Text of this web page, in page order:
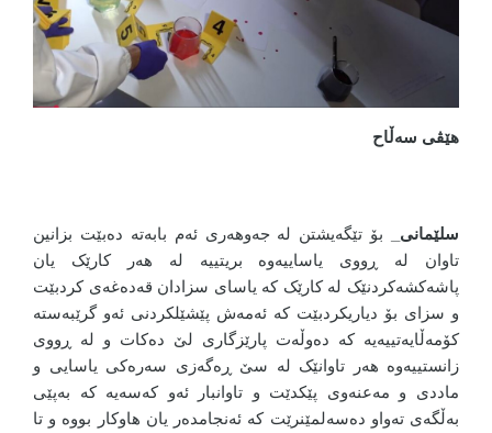
هێڤی سەڵاح
سلێمانی_
بۆ تێگەیشتن لە جەوهەری ئەم بابەتە دەبێت بزانین
تاوان لە ڕووی یاساییەوە بریتییە لە هەر کارێک یان
پاشەکشەکردنێک لە کارێک کە یاسای سزادان قەدەغەی کردبێت
و سزای بۆ دیاریکردبێت کە ئەمەش پێشێلکردنی ئەو گرێبەستە
کۆمەڵایەتییەیە کە دەوڵەت پارێزگاری لێ دەکات و لە ڕووی
زانستییەوە هەر تاوانێک لە سێ ڕەگەزی سەرەکی یاسایی و
ماددی و مەعنەوی پێکدێت و تاوانبار ئەو کەسەیە کە بەپێی
بەڵگەی تەواو دەسەلمێنرێت کە ئەنجامدەر یان هاوکار بووە و تا